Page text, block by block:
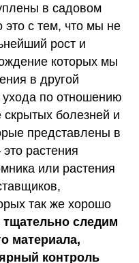
в садовом
с тем, что мы не
рост и
которых мы
в другой
ухода по отношению
скрытых болезней и
представлены в
растения
или растения
так же хорошо
следим
материала,
контроль